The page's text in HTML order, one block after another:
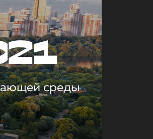
среды